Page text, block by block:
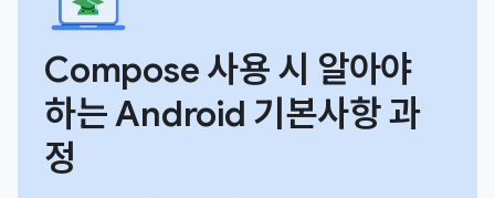
Compose 사용 시 알아야
하는 Android 기본사항 과
정